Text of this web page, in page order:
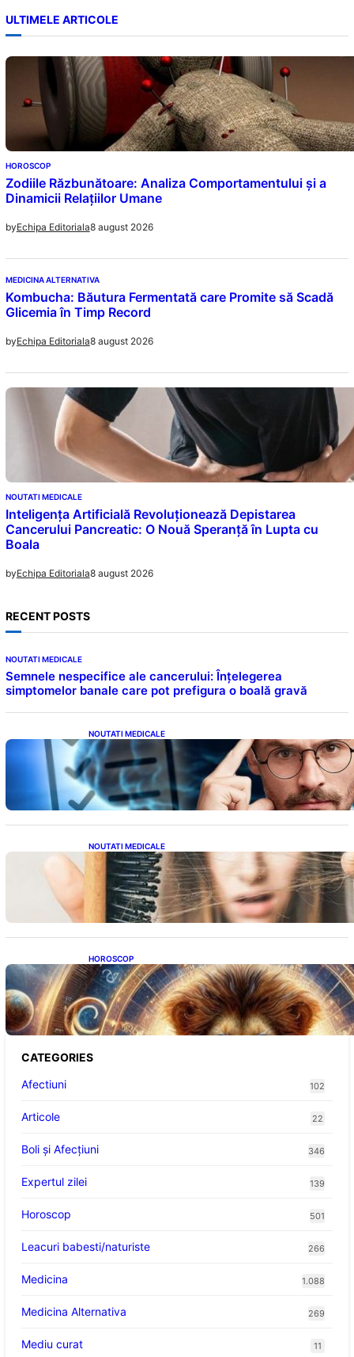
ULTIMELE ARTICOLE
HOROSCOP
Zodiile Răzbunătoare: Analiza Comportamentului și a
Dinamicii Relațiilor Umane
byEchipa Editoriala8 august 2026
MEDICINA ALTERNATIVA
Kombucha: Băutura Fermentată care Promite să Scadă
Glicemia în Timp Record
byEchipa Editoriala8 august 2026
NOUTATI MEDICALE
Inteligența Artificială Revoluționează Depistarea
Cancerului Pancreatic: O Nouă Speranță în Lupta cu
Boala
byEchipa Editoriala8 august 2026
RECENT POSTS
NOUTATI MEDICALE
Semnele nespecifice ale cancerului: Înțelegerea
simptomelor banale care pot prefigura o boală gravă
NOUTATI MEDICALE
Inteligența dincolo de note: Semnele unui IQ
ridicat care nu țin de școală
NOUTATI MEDICALE
Semnele unei deficiențe de proteine:
Impactul asupra sănătății tale
HOROSCOP
Portalul Leului 8/8: Oportunități de
Abundență pentru Cinci Zodii în 2026
CATEGORIES
Afectiuni
102
Articole 22
Boli și Afecțiuni 346
Expertul zilei 139
Horoscop 501
Leacuri babesti/naturiste 266
Medicina 1.088
Medicina Alternativa 269
Mediu curat 11